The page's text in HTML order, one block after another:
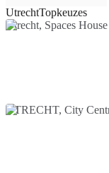
UtrechtTopkeuzes
Utrecht, Spaces
UTRECHT, City